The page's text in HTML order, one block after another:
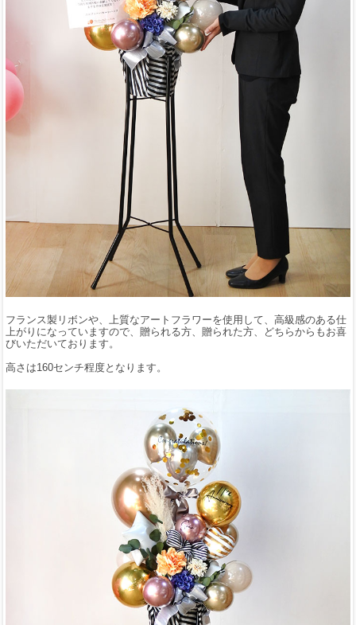
フランス製リボンや、上質なアートフラワーを使用して、高級感のある仕
上がりになっていますので、贈られる方、贈られた方、どちらからもお喜
びいただいております。
高さは160センチ程度となります。